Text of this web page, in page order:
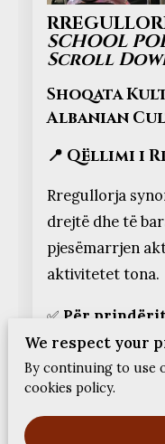
BLOG
FEEDBACKS
SCHOOL
Scroll
Shoqata
Albanian
📍 Qëllimi i
Rregullorja
drejtë dhe të
pjesëmarrjen
aktivitetet tona.
✅ Për
Çdo
duhet të
We respect your
By continuing to use
cookies policy.